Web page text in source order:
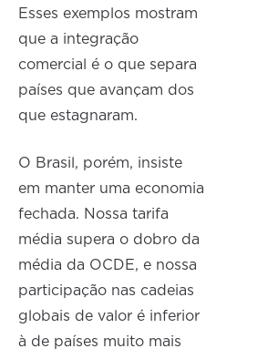
Esses exemplos mostram
que a integração
comercial é o que separa
países que avançam dos
que estagnaram.
O Brasil, porém, insiste
em manter uma economia
fechada. Nossa tarifa
média supera o dobro da
média da OCDE, e nossa
participação nas cadeias
globais de valor é inferior
à de países muito mais